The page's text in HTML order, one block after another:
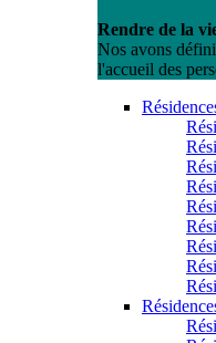
Rendre de la
Nos avons
l'accueil des